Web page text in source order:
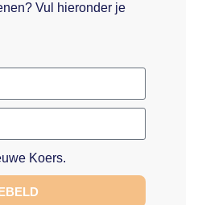
Vul hieronder je
Koers.